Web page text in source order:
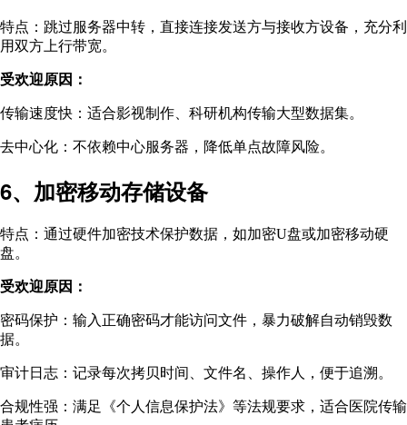
特点：跳过服务器中转，直接连接发送方与接收方设备，充分利
用双方上行带宽。
受欢迎原因：
传输速度快：适合影视制作、科研机构传输大型数据集。
去中心化：不依赖中心服务器，降低单点故障风险。
6、加密移动存储设备
特点：通过硬件加密技术保护数据，如加密U盘或加密移动硬
盘。
受欢迎原因：
密码保护：输入正确密码才能访问文件，暴力破解自动销毁数
据。
审计日志：记录每次拷贝时间、文件名、操作人，便于追溯。
合规性强：满足《个人信息保护法》等法规要求，适合医院传输